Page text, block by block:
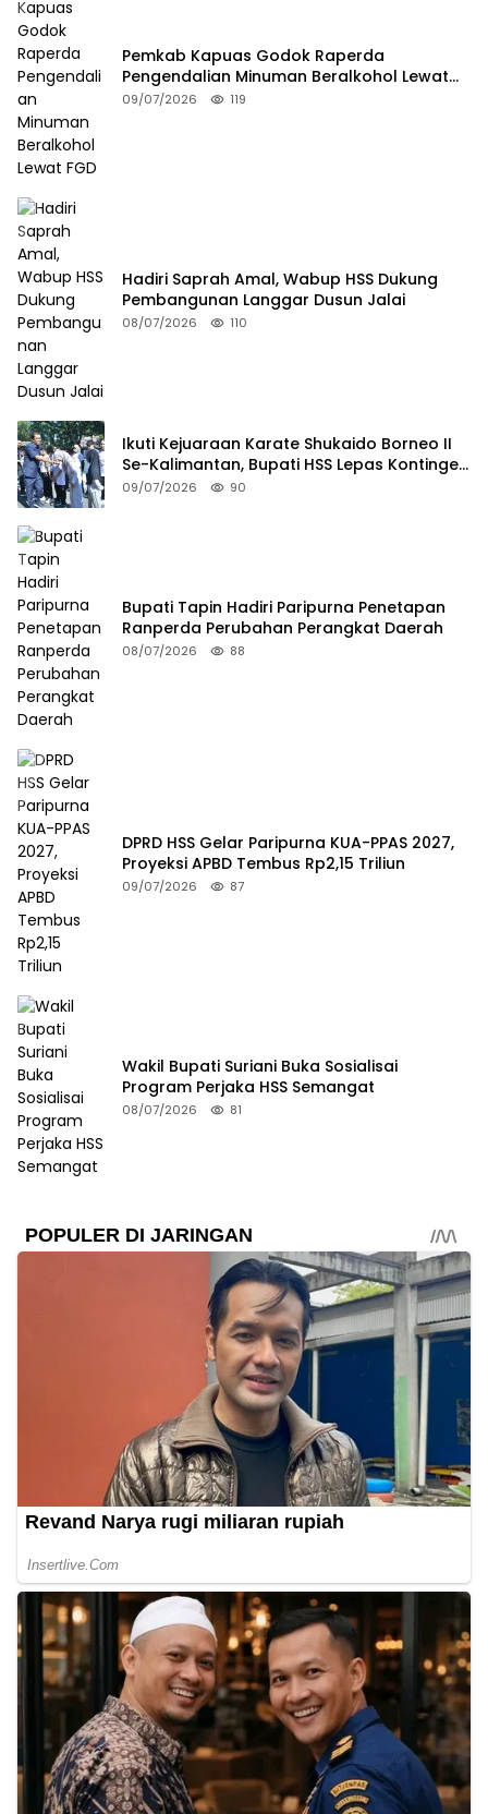
Pemkab Kapuas Godok Raperda
Pengendalian Minuman Beralkohol Lewat
FGD
09/07/2026 119
Hadiri Saprah Amal, Wabup HSS Dukung
Pembangunan Langgar Dusun Jalai
08/07/2026 110
Ikuti Kejuaraan Karate Shukaido Borneo II
Se-Kalimantan, Bupati HSS Lepas Kontingen
FORKI
09/07/2026 90
Bupati Tapin Hadiri Paripurna Penetapan
Ranperda Perubahan Perangkat Daerah
08/07/2026 88
DPRD HSS Gelar Paripurna KUA-PPAS 2027,
Proyeksi APBD Tembus Rp2,15 Triliun
09/07/2026 87
Wakil Bupati Suriani Buka Sosialisai
Program Perjaka HSS Semangat
08/07/2026 81